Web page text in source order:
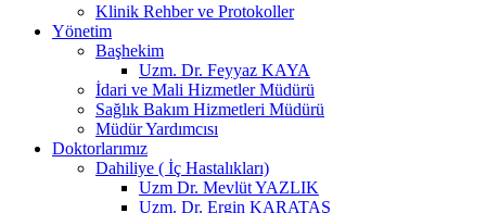
Klinik Rehber ve Protokoller
Yönetim
Başhekim
Uzm. Dr. Feyyaz KAYA
İdari ve Mali Hizmetler Müdürü
Sağlık Bakım Hizmetleri Müdürü
Müdür Yardımcısı
Doktorlarımız
Dahiliye ( İç Hastalıkları)
Uzm Dr. Mevlüt YAZLIK
Uzm. Dr. Ergin KARATAŞ